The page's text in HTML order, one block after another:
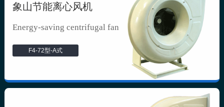
象山节能离心风机
Energy-saving centrifugal fan
F4-72型-A式